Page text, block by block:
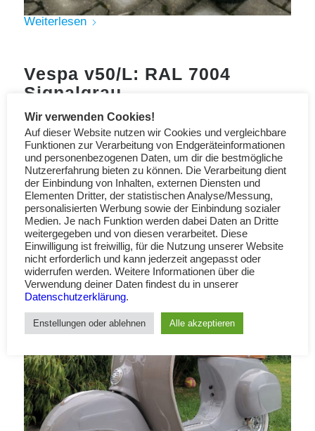
Weiterlesen
Vespa v50/L: RAL 7004
Signalgrau
FOTOS LACKIERTER VESPAS MIT FARBCODES
RAL 7004 Lack bei amazon
Lackstifte
Wir verwenden Cookies!
Auf dieser Website nutzen wir Cookies und vergleichbare
Funktionen zur Verarbeitung von Endgeräteinformationen
und personenbezogenen Daten, um dir die bestmögliche
Nutzererfahrung bieten zu können. Die Verarbeitung dient
der Einbindung von Inhalten, externen Diensten und
Elementen Dritter, der statistischen Analyse/Messung,
personalisierten Werbung sowie der Einbindung sozialer
Medien. Je nach Funktion werden dabei Daten an Dritte
weitergegeben und von diesen verarbeitet. Diese
Einwilligung ist freiwillig, für die Nutzung unserer Website
nicht erforderlich und kann jederzeit angepasst oder
widerrufen werden. Weitere Informationen über die
Verwendung deiner Daten findest du in unserer
Datenschutzerklärung.
Enstellungen oder ablehnen Alle akzeptieren